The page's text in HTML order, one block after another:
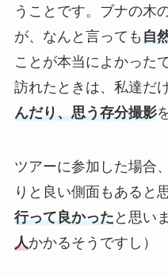
うことです。ブナの木
が、なんと言っても自
ことが本当によかった
訪れたときは、私達だ
んだり、思う存分撮影
ツアーに参加した場合
りと良い側面もあると
行って良かったと思い
人かかるそうですし）